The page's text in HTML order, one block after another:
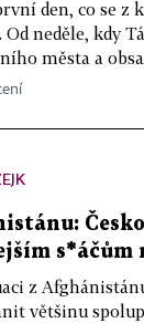
den, co se z
neděle, kdy
města a
s*áčům
z
většinu